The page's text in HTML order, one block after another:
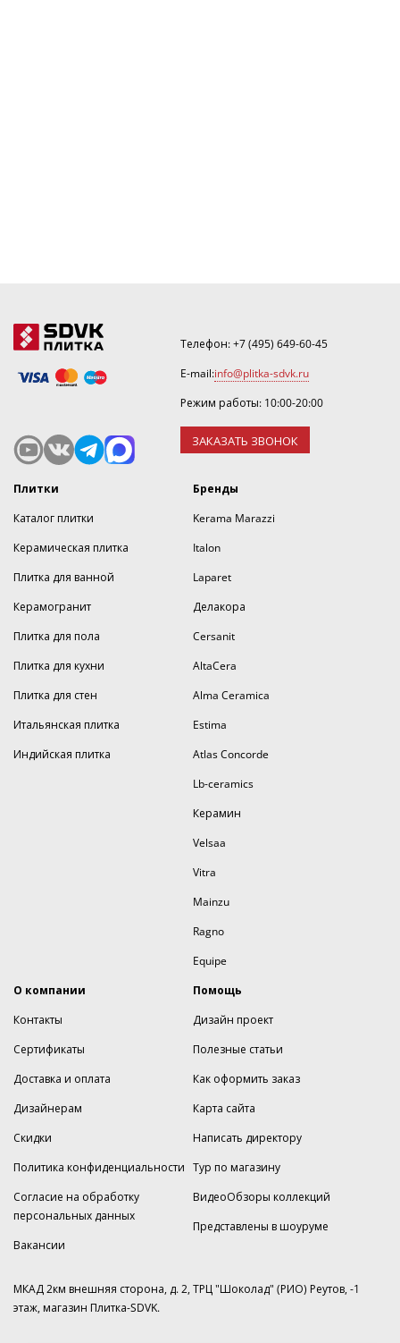
Телефон:+7 (495) 649-60-45
E-mail:info@plitka-sdvk.ru
Режим работы: 10:00-20:00
ЗАКАЗАТЬ ЗВОНОК
Плитки
Каталог плитки
Керамическая плитка
Плитка для ванной
Керамогранит
Плитка для пола
Плитка для кухни
Плитка для стен
Итальянская плитка
Индийская плитка
Бренды
Kerama Marazzi
Italon
Laparet
Делакора
Cersanit
AltaCera
Alma Ceramica
Estima
Atlas Concorde
Lb-ceramics
Керамин
Velsaa
Vitra
Mainzu
Ragno
Equipe
О компании
Контакты
Сертификаты
Доставка и оплата
Дизайнерам
Скидки
Политика конфиденциальности
Согласие на обработку
персональных данных
Вакансии
Помощь
Дизайн проект
Полезные статьи
Как оформить заказ
Карта сайта
Написать директору
Тур по магазину
ВидеоОбзоры коллекций
Представлены в шоуруме
МКАД 2км внешняя сторона, д. 2, ТРЦ "Шоколад" (РИО) Реутов, -1
этаж, магазин Плитка-SDVK.